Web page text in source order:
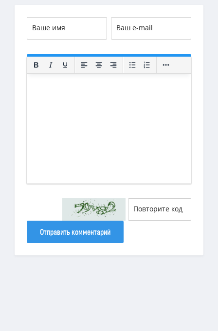
Отправить комментарий